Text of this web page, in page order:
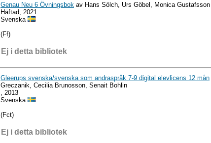
Genau Neu 6 Övningsbok av Hans Sölch, Urs Göbel, Monica Gustafsson
Häftad, 2021
Svenska
(Ff)
Ej i detta bibliotek
Gleerups svenska/svenska som andraspråk 7-9 digital elevlicens 12 mån
Greczanik, Cecilia Brunosson, Senait Bohlin
, 2013
Svenska
(Fct)
Ej i detta bibliotek